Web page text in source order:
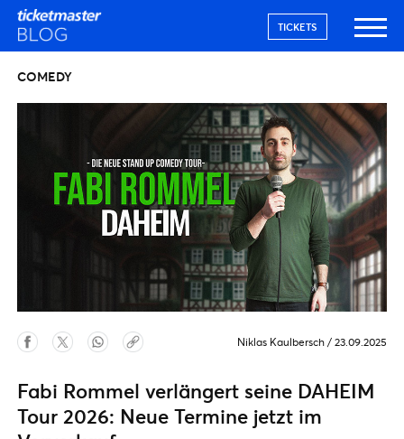
TICKETS
COMEDY
Niklas Kaulbersch / 23.09.2025
Fabi Rommel verlängert seine DAHEIM
Tour 2026: Neue Termine jetzt im